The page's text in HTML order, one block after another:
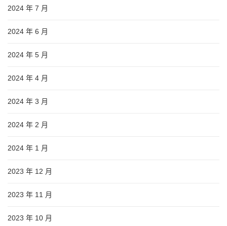
2024 年 7 月
2024 年 6 月
2024 年 5 月
2024 年 4 月
2024 年 3 月
2024 年 2 月
2024 年 1 月
2023 年 12 月
2023 年 11 月
2023 年 10 月